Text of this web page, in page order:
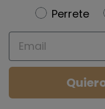
Newsletter
Perrete
Email